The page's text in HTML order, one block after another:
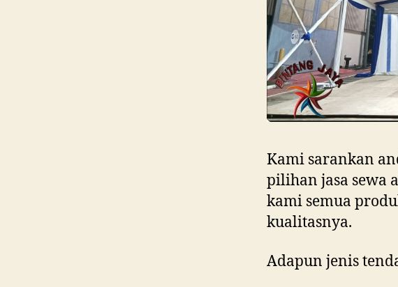
Kami sarankan
pilihan jasa sewa
kami semua
kualitasnya.
Adapun jenis